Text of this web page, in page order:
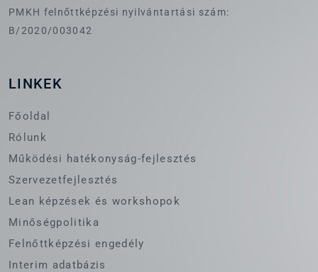
PMKH felnőttképzési nyilvántartási szám:
B/2020/003042
LINKEK
Főoldal
Rólunk
Működési hatékonyság-fejlesztés
Szervezetfejlesztés
Lean képzések és workshopok
Minőségpolitika
Felnőttképzési engedély
Interim adatbázis